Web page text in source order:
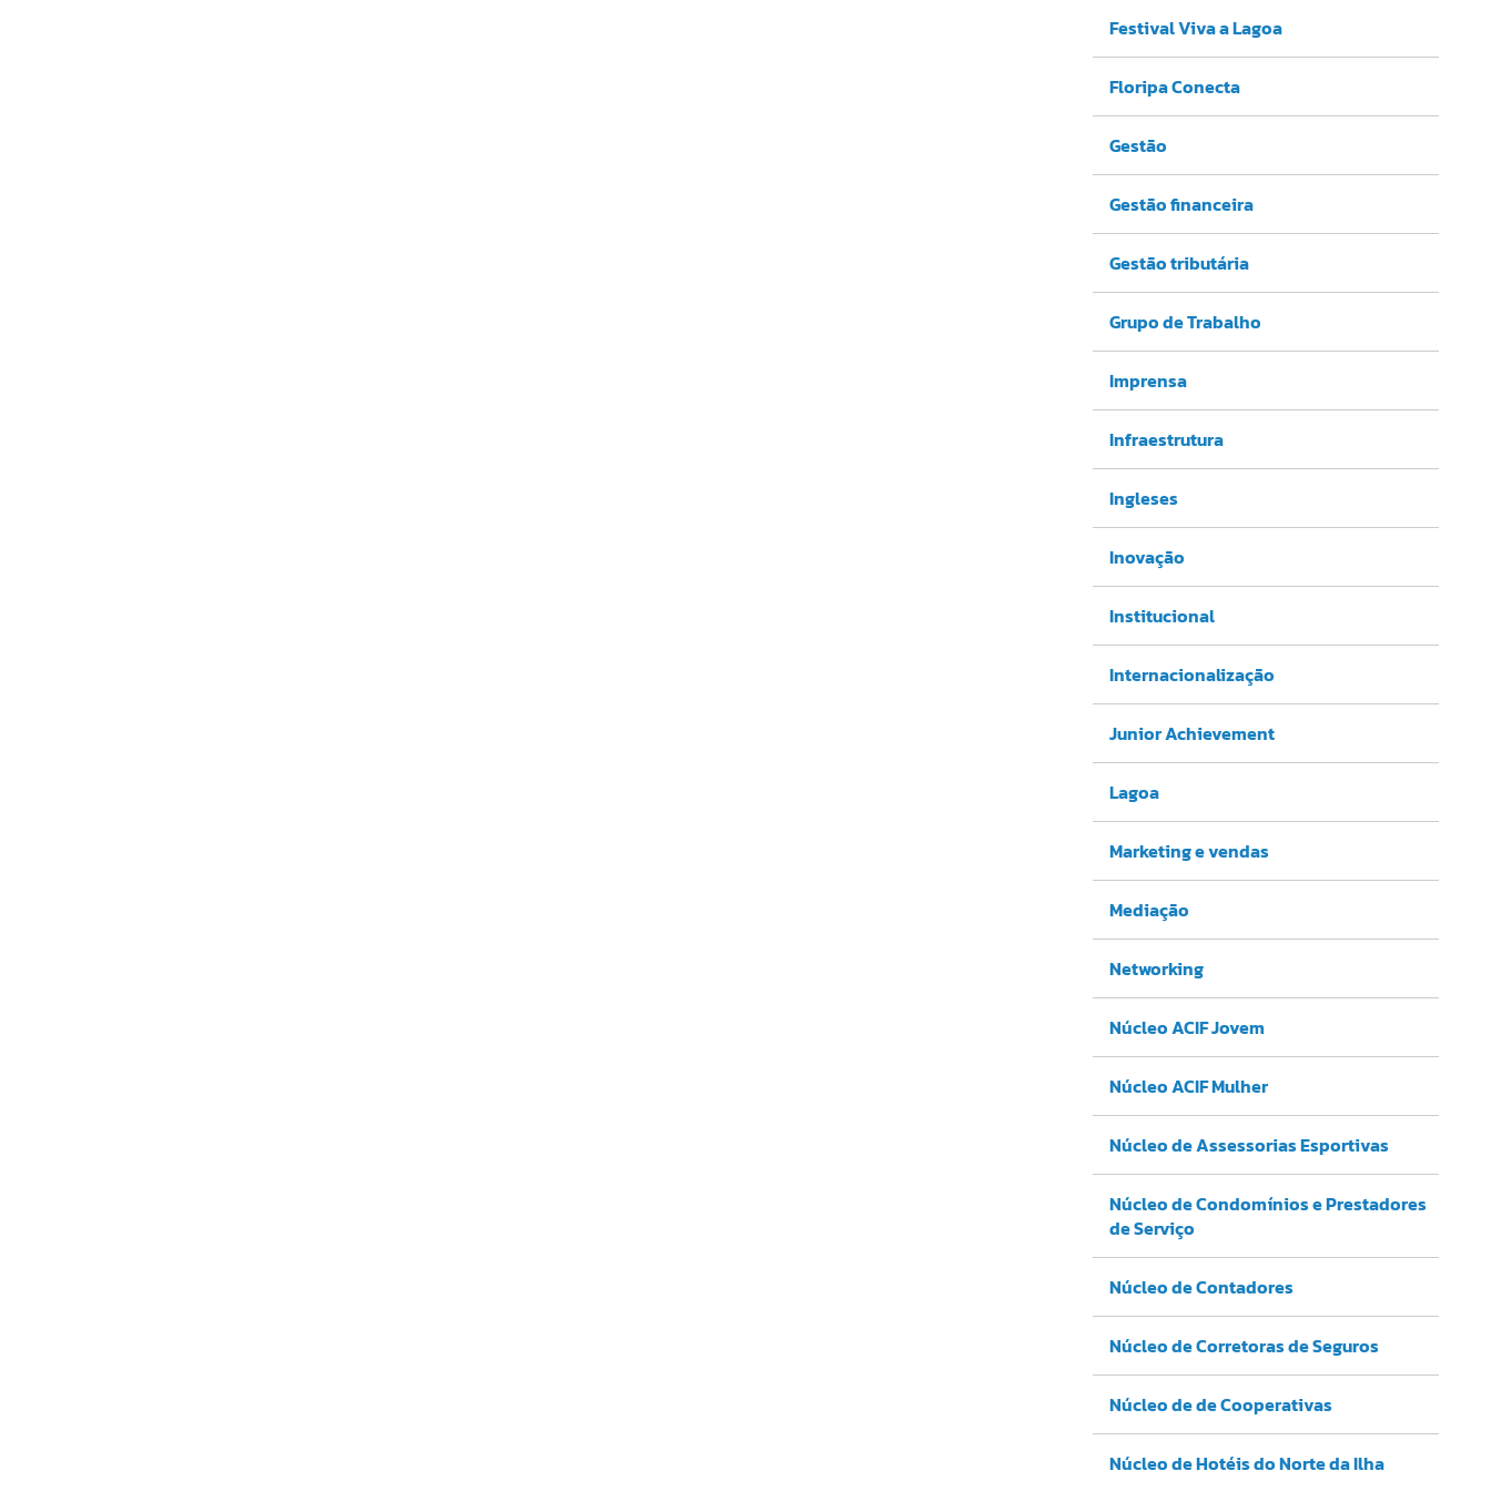
Festival Viva a Lagoa
Floripa Conecta
Gestão
Gestão financeira
Gestão tributária
Grupo de Trabalho
Imprensa
Infraestrutura
Ingleses
Inovação
Institucional
Internacionalização
Junior Achievement
Lagoa
Marketing e vendas
Mediação
Networking
Núcleo ACIF Jovem
Núcleo ACIF Mulher
Núcleo de Assessorias Esportivas
Núcleo de Condomínios e Prestadores
de Serviço
Núcleo de Contadores
Núcleo de Corretoras de Seguros
Núcleo de de Cooperativas
Núcleo de Hotéis do Norte da Ilha